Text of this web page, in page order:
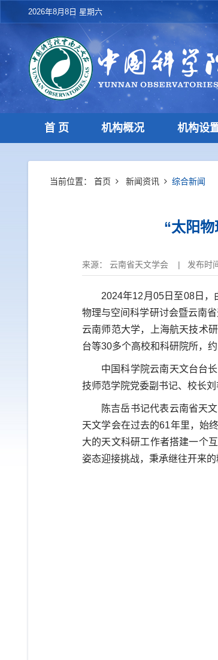
2026年8月8日 星期六
首 页 机构概况 机构设
当前位置： 首页 新闻资讯 综合新闻
“太阳
来源： 云南省天文学会 | 发布时
2024年12月05日至08日，
物理与空间科学研讨会暨云南
云南师范大学，上海航天技术
台等30多个高校和科研院所，
中国科学院云南天文台台
技师范学院党委副书记、校长
陈吉岳书记代表云南省天
天文学会在过去的61年里，始
大的天文科研工作者搭建一个
姿态迎接挑战，秉承继往开来